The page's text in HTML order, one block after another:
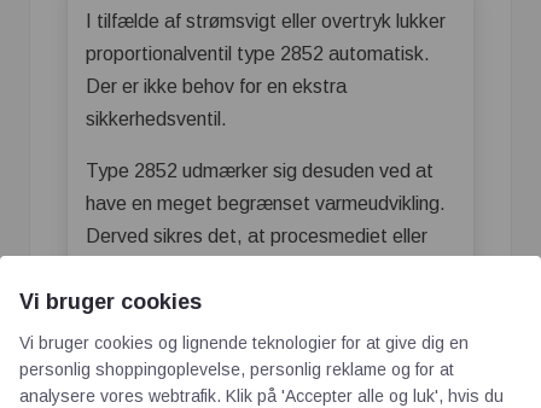
I tilfælde af strømsvigt eller overtryk lukker
proportionalventil type 2852 automatisk.
Der er ikke behov for en ekstra
sikkerhedsventil.
Type 2852 udmærker sig desuden ved at
have en meget begrænset varmeudvikling.
Derved sikres det, at procesmediet eller
varme.
Hvorfor skulle du vælge
proportionalventilen type 2852 – Et
overblik over dine fordele
Vi bruger cookies
Vi bruger cookies og lignende teknologier for at give dig en
personlig shoppingoplevelse, personlig reklame og for at
analysere vores webtrafik. Klik på 'Accepter alle og luk', hvis du